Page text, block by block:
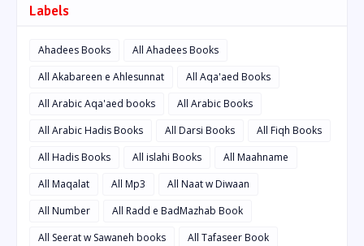
Labels
Ahadees Books
All Ahadees Books
All Akabareen e Ahlesunnat
All Aqa'aed Books
All Arabic Aqa'aed books
All Arabic Books
All Arabic Hadis Books
All Darsi Books
All Fiqh Books
All Hadis Books
All islahi Books
All Maahname
All Maqalat
All Mp3
All Naat w Diwaan
All Number
All Radd e BadMazhab Book
All Seerat w Sawaneh books
All Tafaseer Book